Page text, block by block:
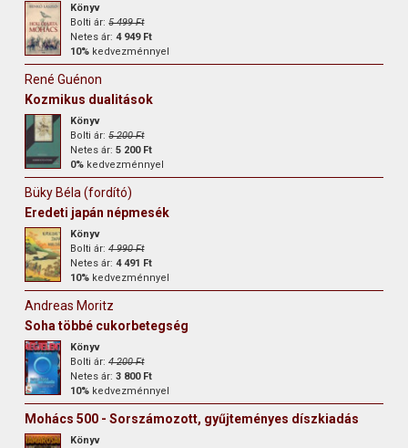
Könyv
Bolti ár:5 499 Ft
Netes ár:4 949 Ft
10% kedvezménnyel
René Guénon
Kozmikus dualitások
Könyv
Bolti ár:5 200 Ft
Netes ár:5 200 Ft
0% kedvezménnyel
Büky Béla (fordító)
Eredeti japán népmesék
Könyv
Bolti ár:4 990 Ft
Netes ár:4 491 Ft
10% kedvezménnyel
Andreas Moritz
Soha többé cukorbetegség
Könyv
Bolti ár:4 200 Ft
Netes ár:3 800 Ft
10% kedvezménnyel
Mohács 500 - Sorszámozott, gyűjteményes díszkiadás
Könyv